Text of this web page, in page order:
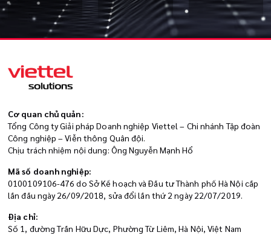
Cơ quan chủ quản:
Tổng Công ty Giải pháp Doanh nghiệp Viettel – Chi nhánh Tập đoàn
Công nghiệp – Viễn thông Quân đội.
Chịu trách nhiệm nội dung: Ông Nguyễn Mạnh Hổ
Mã số doanh nghiệp:
0100109106-476 do Sở Kế hoạch và Đầu tư Thành phố Hà Nội cấp
lần đầu ngày 26/09/2018, sửa đổi lần thứ 2 ngày 22/07/2019.
Địa chỉ:
Số 1, đường Trần Hữu Dực, Phường Từ Liêm, Hà Nội, Việt Nam